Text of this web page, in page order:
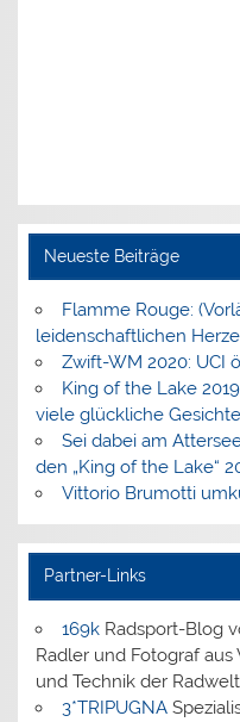
Neueste Beiträge
Flamme Rouge:
leidenschaftlichen
Zwift-WM 2020: UCI
King of the Lake
viele glückliche
Sei dabei am
den „King of the Lake“
Vittorio Brumotti
Partner-Links
169kRadsport-Blog
Radler und Fotograf
und Technik der Radwelt
3*TRIPUGNA